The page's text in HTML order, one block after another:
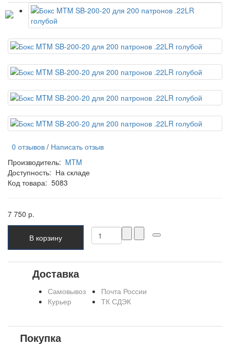
0 отзывов / Написать отзыв
Производитель: MTM
Доступность: На складе
Код товара: 5083
7 750 р.
В корзину
Доставка
Самовывоз
Курьер
Почта России
ТК СДЭК
Покупка